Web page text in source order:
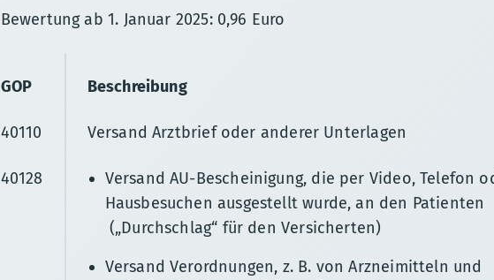
Bewertung ab 1. Januar 2025: 0,96 Euro
GOP Beschreibung
40110 Versand Arztbrief oder anderer Unterlagen
40128
Versand AU-Bescheinigung, die per Video, Telefon
Hausbesuchen ausgestellt wurde, an den Patienten
(„Durchschlag“ für den Versicherten)
Versand Verordnungen, z. B. von Arzneimitteln und